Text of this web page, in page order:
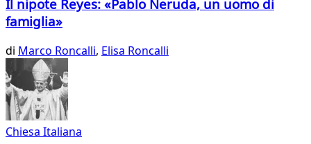
Il nipote Reyes: «Pablo Neruda, un uomo di
famiglia»
di Marco Roncalli, Elisa Roncalli
Chiesa Italiana